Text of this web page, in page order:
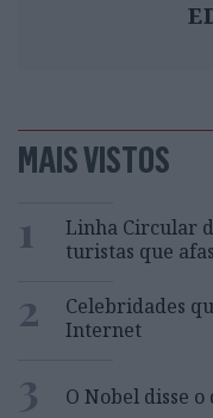
MAIS VISTOS
1
Linha Circular
turistas que
2
Celebridades
Internet
3 O Nobel disse